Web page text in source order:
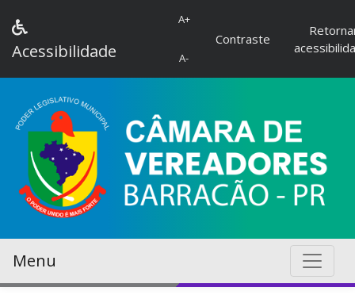
Acessibilidade
A+
A-
Contraste
Menu